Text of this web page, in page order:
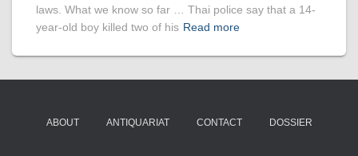
laws. What we know so far … Thai police say that a 14-
year-old boy killed two of his Read more
ABOUT ANTIQUARIAT CONTACT DOSSIER